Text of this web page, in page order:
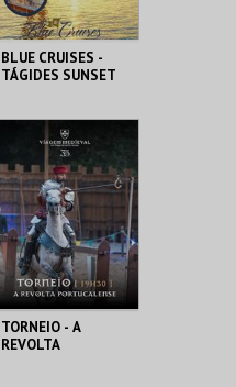
BLUE CRUISES -
TÁGIDES SUNSET
BLUE CRUISES
MAIS INFO
COMPRAR
TORNEIO - A
REVOLTA